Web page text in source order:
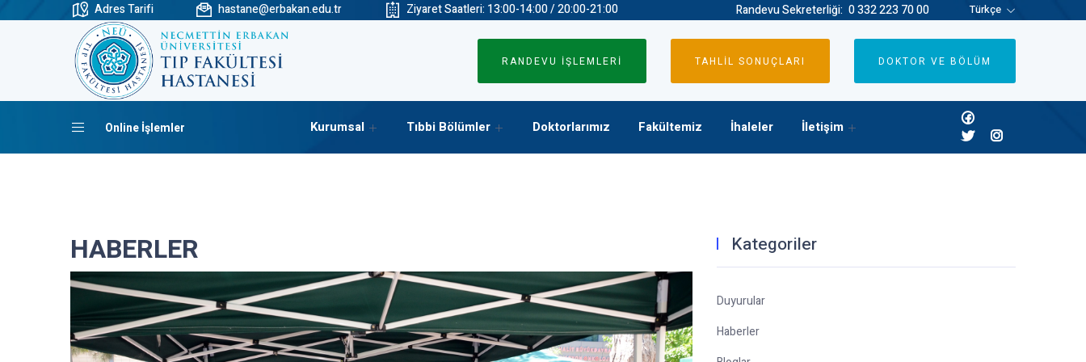
Adres Tarifi hastane@erbakan.edu.tr Ziyaret Saatleri: 13:00-14:00 / 20:00-21:00 Randevu Sekreterliği: 0 332 223 70 00 Türkçe
RANDEVU İŞLEMLERİ TAHLİL SONUÇLARI DOKTOR VE BÖLÜM
Online İşlemler Kurumsal Tıbbi Bölümler Doktorlarımız Fakültemiz İhaleler İletişim
HABERLER Kategoriler
Duyurular
Haberler